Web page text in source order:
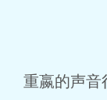
重嬴的声音